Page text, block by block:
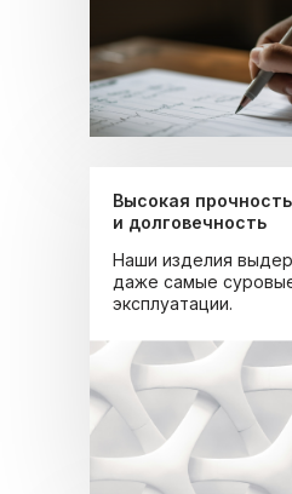
Наши изделия
даже самые
эксплуатации.
Высокая прочность
и долговечность